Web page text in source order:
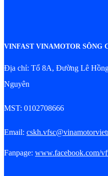
VINFAST VINAMOTOR SÔNG
Địa chỉ: Tổ 8A, Đường Lê
Nguyên
MST: 0102708666
Email:
Fanpage: www.facebook.com/